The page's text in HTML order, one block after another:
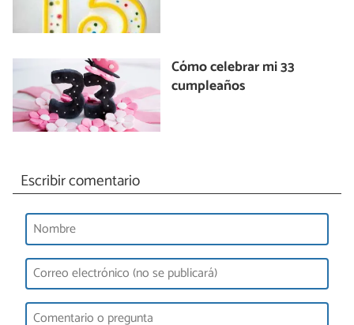
Cómo celebrar mi 33
cumpleaños
Escribir comentario